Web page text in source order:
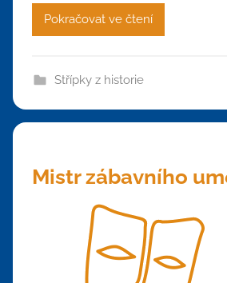
Pokračovat ve čtení
Střípky z historie
Mistr zábavního